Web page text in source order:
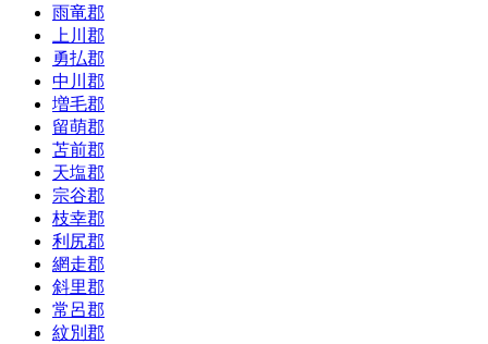
雨竜郡
上川郡
勇払郡
中川郡
増毛郡
留萌郡
苫前郡
天塩郡
宗谷郡
枝幸郡
利尻郡
網走郡
斜里郡
常呂郡
紋別郡